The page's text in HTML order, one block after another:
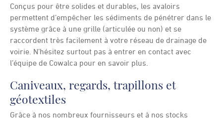
Conçus pour être solides et durables, les avaloirs
permettent d’empêcher les sédiments de pénétrer dans le
système grâce à une grille (articulée ou non) et se
raccordent très facilement à votre réseau de drainage de
voirie. N’hésitez surtout pas à entrer en contact avec
l’équipe de Cowalca pour en savoir plus.
Caniveaux, regards, trapillons et
géotextiles
Grâce à nos nombreux fournisseurs et à nos stocks